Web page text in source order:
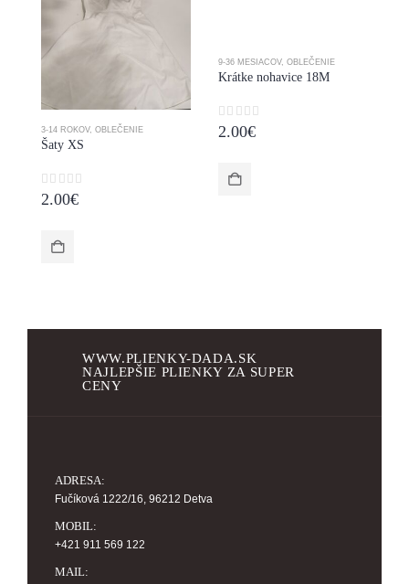
3-14 ROKOV, OBLEČENIE
Šaty XS
0 z 5
2.00€
9-36 MESIACOV, OBLEČENIE
Krátke nohavice 18M
0 z 5
2.00€
WWW.PLIENKY-DADA.SK
NAJLEPŠIE PLIENKY ZA SUPER
CENY
ADRESA:
Fučíková 1222/16, 96212 Detva
MOBIL:
+421 911 569 122
MAIL: